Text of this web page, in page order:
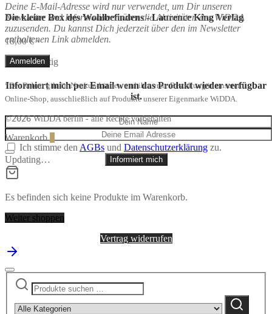
Die kleine Box des Wohlbefindens - Laurence King Verlag
18,00€ *
Nicht vorrätig
Informiert mich per Email wenn das Produkt wieder verfügbar
ist.
Ich stimme den AGBs und Datenschutzerklärung zu.
Informiert mich
Deine E-Mail-Adresse wird nur verwendet, um Dir unseren
Newsletter und Informationen über die Aktivitäten der WiDDA
zuzusenden. Du kannst Dich jederzeit über den im Newsletter
enthaltenen Link abmelden.
*Der Rabatt gilt für Neukund:innen und ihre erste Bestellung in unserem
Online-Shop, ausschließlich auf Produkte unserer Eigenmarke WiDDA.
©2026WiDDA berlin - alle Rechte vorbehalten
Warenkorb
Updating…
Es befinden sich keine Produkte im Warenkorb.
Weiter shoppen
Vertrag widerrufen
Suchen
nach:
category:
Suchen